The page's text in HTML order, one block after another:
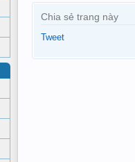
Chia sẻ trang này
Tweet